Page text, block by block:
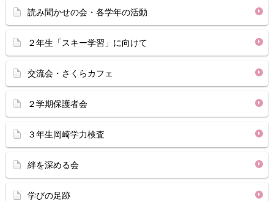
読み聞かせの会・各学年の活動
２年生「スキー学習」に向けて
交流会・さくらカフェ
２学期保護者会
３年生岡崎学力検査
絆を深める会
学びの足跡